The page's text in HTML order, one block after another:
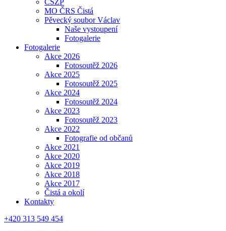
ČSZP
MO ČRS Čistá
Pěvecký soubor Václav
Naše vystoupení
Fotogalerie
Fotogalerie
Akce 2026
Fotosoutěž 2026
Akce 2025
Fotosoutěž 2025
Akce 2024
Fotosoutěž 2024
Akce 2023
Fotosoutěž 2023
Akce 2022
Fotografie od občanů
Akce 2021
Akce 2020
Akce 2019
Akce 2018
Akce 2017
Čistá a okolí
Kontakty
+420 313 549 454